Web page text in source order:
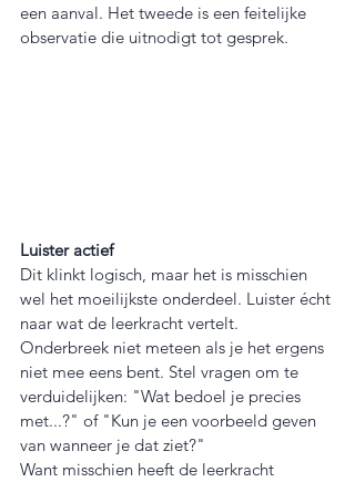
een aanval. Het tweede is een feitelijke
observatie die uitnodigt tot gesprek.
Luister actief
Dit klinkt logisch, maar het is misschien
wel het moeilijkste onderdeel. Luister écht
naar wat de leerkracht vertelt.
Onderbreek niet meteen als je het ergens
niet mee eens bent. Stel vragen om te
verduidelijken: "Wat bedoel je precies
met...?" of "Kun je een voorbeeld geven
van wanneer je dat ziet?"
Want misschien heeft de leerkracht